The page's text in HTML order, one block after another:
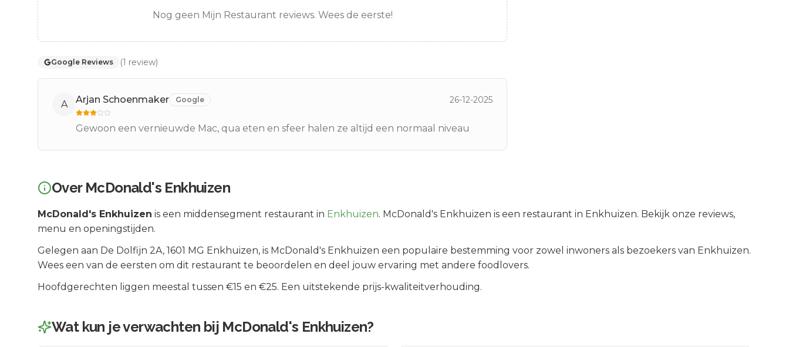
Nog geen Mijn Restaurant reviews. Wees de eerste!
Google Reviews (1 review)
A Arjan Schoenmaker Google 26-12-2025
Gewoon een vernieuwde Mac, qua eten en sfeer halen ze altijd een normaal niveau
Over McDonald's Enkhuizen
McDonald's Enkhuizen is een middensegment restaurant in Enkhuizen. McDonald's Enkhuizen is een restaurant in Enkhuizen. Bekijk onze reviews,
menu en openingstijden.
Gelegen aan De Dolfijn 2A, 1601 MG Enkhuizen, is McDonald's Enkhuizen een populaire bestemming voor zowel inwoners als bezoekers van Enkhuizen.
Wees een van de eersten om dit restaurant te beoordelen en deel jouw ervaring met andere foodlovers.
Hoofdgerechten liggen meestal tussen €15 en €25. Een uitstekende prijs-kwaliteitverhouding.
Wat kun je verwachten bij McDonald's Enkhuizen?